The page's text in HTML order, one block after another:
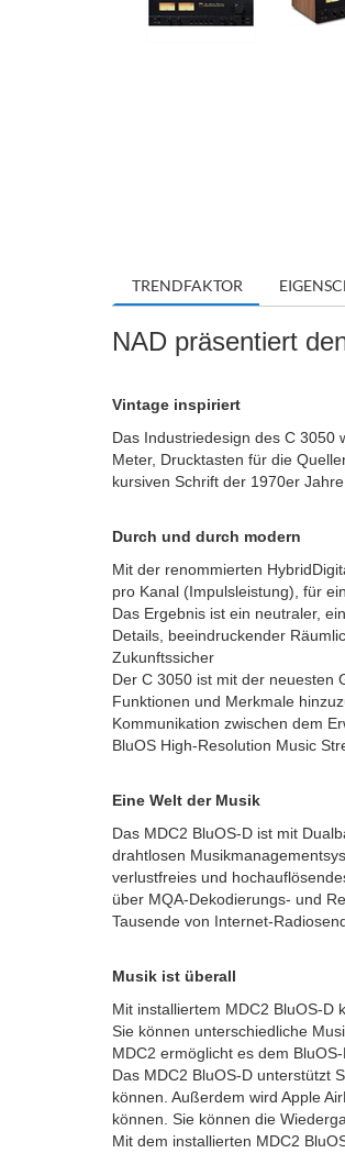
TRENDFAKTOR
NAD präsentiert
Vintage inspiriert
Das Industriedesign des C 3050
Meter, Drucktasten für die
kursiven Schrift der 1970er Jahre.
Durch und durch modern
Mit der renommierten
pro Kanal (Impulsleistung), für
Das Ergebnis ist ein neutraler,
Details, beeindruckender
Zukunftssicher
Der C 3050 ist mit der neuesten
Funktionen und Merkmale
Kommunikation zwischen dem
BluOS High-Resolution Music
Eine Welt der Musik
Das MDC2 BluOS-D ist mit
drahtlosen
verlustfreies und
über MQA-Dekodierungs- und
Tausende von Internet-
Musik ist überall
Mit installiertem MDC2 BluOS-D
Sie können unterschiedliche
MDC2 ermöglicht es dem
Das MDC2 BluOS-D unterstützt
können. Außerdem wird Apple
können. Sie können die
Mit dem installierten MDC2